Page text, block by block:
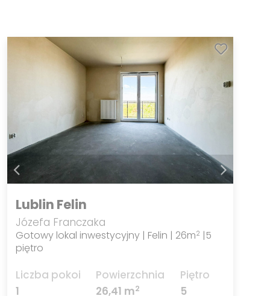
Lublin Felin
Józefa Franczaka
Gotowy lokal inwestycyjny | Felin | 26m2 |5
piętro
Liczba pokoi
1
Powierzchnia
26,41 m2
Piętro
5